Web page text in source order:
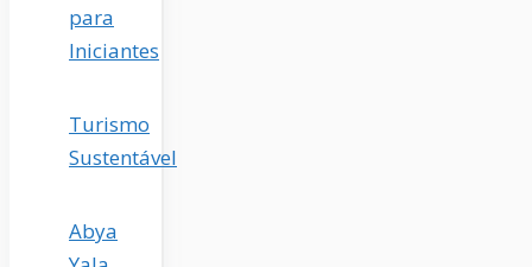
para
Iniciantes
Turismo
Sustentável
Abya